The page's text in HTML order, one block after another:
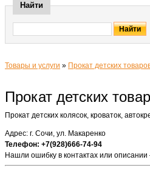
Найти
Товары и услуги » Прокат детских
Прокат детских
Прокат детских колясок, кроваток,
Адрес: г. Сочи, ул. Макаренко
Телефон: +7(928)666-74-94
Нашли ошибку в контактах или